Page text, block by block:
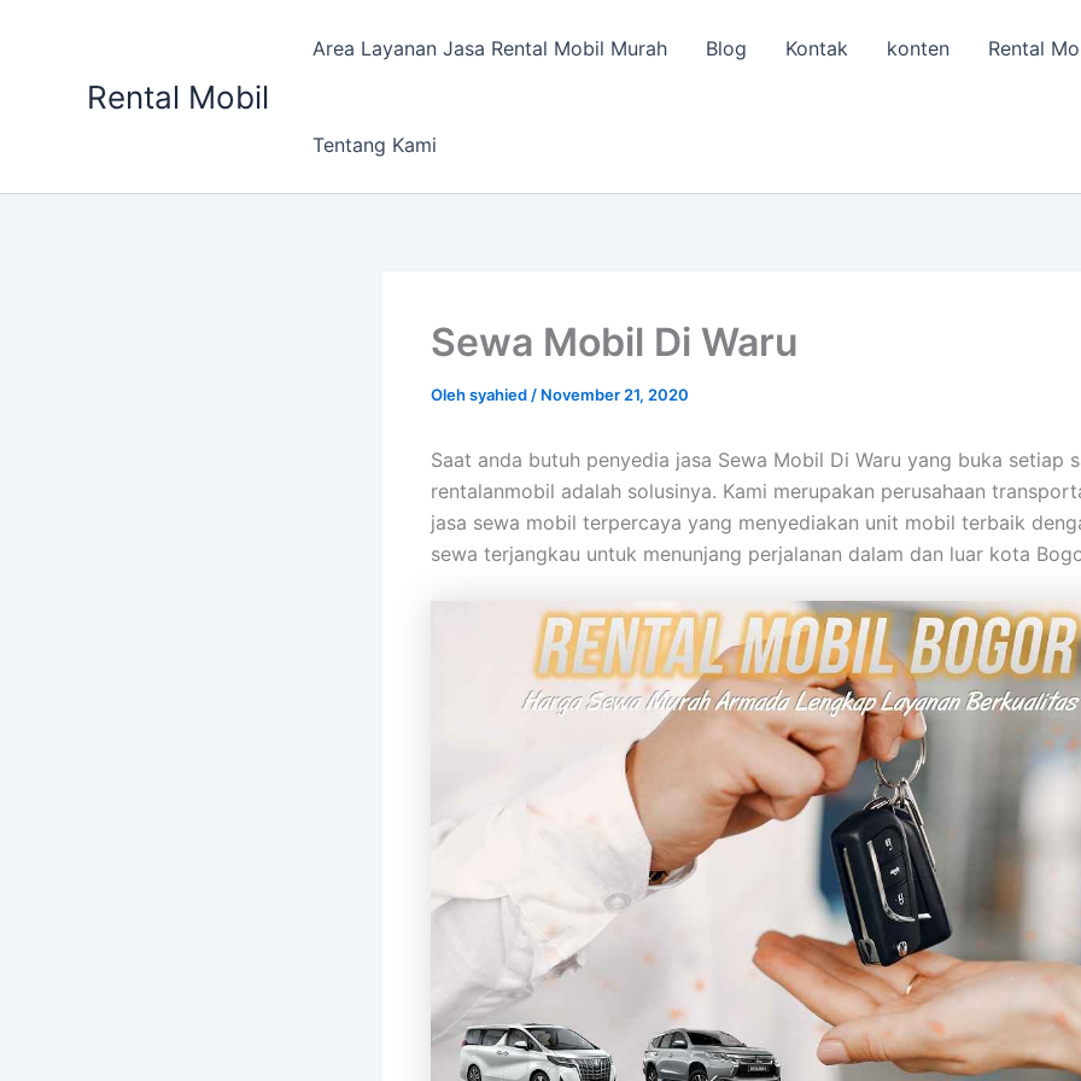
Rental Mobil
Area Layanan Jasa Rental Mobil Murah Blog Kontak konten Rental
Tentang Kami
Sewa Mobil Di Waru
Olehsyahied / November 21, 2020
Saat anda butuh penyedia jasa Sewa Mobil Di Waru yang buka setiap
rentalanmobil adalah solusinya. Kami merupakan perusahaan
jasa sewa mobil terpercaya yang menyediakan unit mobil terbaik
sewa terjangkau untuk menunjang perjalanan dalam dan luar kota